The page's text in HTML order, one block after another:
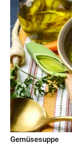
Gemüsesuppe